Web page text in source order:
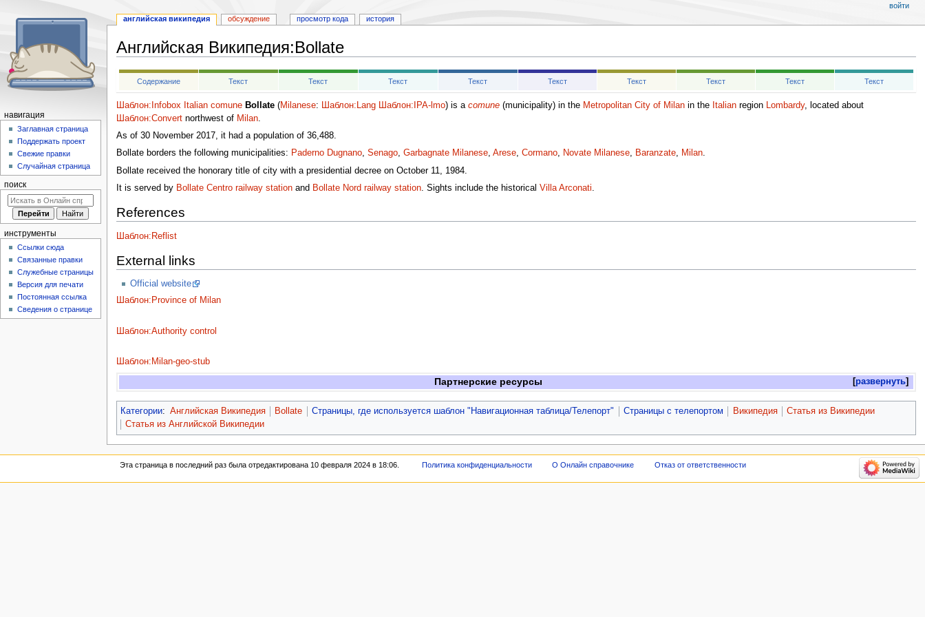
Английская Википедия:Bollate
Перейти
Перейти
Содержание Текст Текст Текст Текст Текст Текст Текст Текст Текст
Шаблон:Infobox Italian comune Bollate(Milanese: Шаблон:Lang Шаблон:IPA-lmo) is a comune(municipality) in the Metropolitan City of Milanin the Italianregion Lombardy, located about
Шаблон:Convertnorthwest of Milan.
As of 30 November 2017, it had a population of 36,488.
Bollate borders the following municipalities: Paderno Dugnano, Senago, Garbagnate Milanese, Arese, Cormano, Novate Milanese, Baranzate, Milan.
Bollate received the honorary title of city with a presidential decree on October 11, 1984.
It is served by Bollate Centro railway stationand Bollate Nord railway station. Sights include the historical Villa Arconati.
References
Шаблон:Reflist
External links
Official website
Шаблон:Province of Milan
Шаблон:Authority control
Шаблон:Milan-geo-stub
развернуть
Партнерские ресурсы
Категории: Английская Википедия Bollate Страницы, где используется шаблон "Навигационная таблица/Телепорт" Страницы с телепортом Википедия
Статья из Википедии
Статья из Английской Википедии
английская википедия обсуждение просмотр кода история
войти
навигация
Заглавная страница
Поддержать проект
Свежие правки
Случайная страница
поиск
инструменты
Ссылки сюда
Связанные правки
Служебные страницы
Версия для печати
Постоянная ссылка
Сведения о странице
Эта страница в последний раз была отредактирована 10 февраля 2024 в 18:06. Политика конфиденциальности О Онлайн справочнике Отказ от ответственности